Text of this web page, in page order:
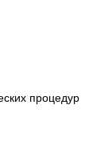
процедур